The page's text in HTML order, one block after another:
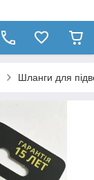
Шланги для